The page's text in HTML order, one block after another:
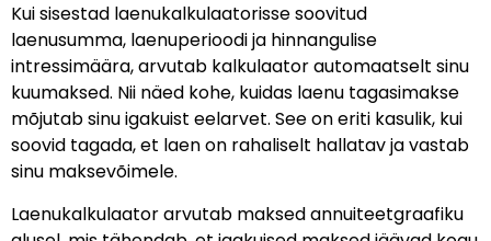
Kui sisestad laenukalkulaatorisse soovitud
laenusumma, laenuperioodi ja hinnangulise
intressimäära, arvutab kalkulaator automaatselt sinu
kuumaksed. Nii näed kohe, kuidas laenu tagasimakse
mõjutab sinu igakuist eelarvet. See on eriti kasulik, kui
soovid tagada, et laen on rahaliselt hallatav ja vastab
sinu maksevõimele.
Laenukalkulaator arvutab maksed annuiteetgraafiku